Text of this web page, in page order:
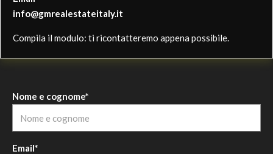
info@gmrealestateitaly.it
Compila il modulo: ti ricontatteremo appena possibile.
Nome e cognome*
Email*